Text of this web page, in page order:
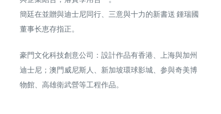
簡廷在並贈與迪士尼同行、三意與十力的新書送 鍾瑞國
董事长恵存指正。
豪門文化科技創意公司：設計作品有香港、上海與加州
迪士尼；澳門威尼斯人、新加坡環球影城、参與奇美博
物館、高雄衛武營等工程作品。